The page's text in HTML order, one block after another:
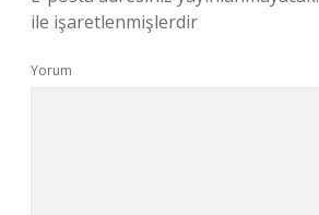
ile işaretlenmişlerdir
Yorum